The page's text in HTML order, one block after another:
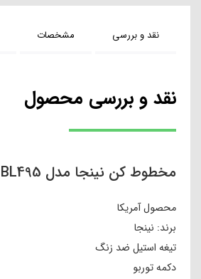
نقد و بررسی مشخصات
نقد و بررسی محصول
مخطوط کن نینجا مدل BL495
محصول آمریکا
برند: نینجا
تیغه استیل ضد زنگ
دکمه توربو